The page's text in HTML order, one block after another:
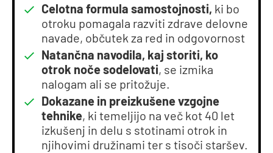
Celotna formula samostojnosti, ki bo
otroku pomagala razviti zdrave delovne
navade, občutek za red in odgovornost
Natančna navodila, kaj storiti, ko
otrok noče sodelovati, se izmika
nalogam ali se pritožuje.
Dokazane in preizkušene vzgojne
tehnike, ki temeljijo na več kot 40 let
izkušenj in delu s stotinami otrok in
njihovimi družinami ter s tisoči staršev.